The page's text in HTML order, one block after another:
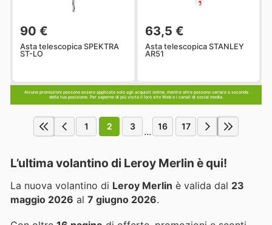
90 €
Asta telescopica SPEKTRA
ST-LO
63,5 €
Asta telescopica STANLEY
AR51
Alcune promozioni possono essere applicate solo agli acquisti online, mentre altre possono variare a seconda
della tua posizione. Per saperne di più visita il loro sito Web o i canali di social media.
1 2 3 ... 16 17
L’ultima volantino di Leroy Merlin è qui!
La nuova volantino di Leroy Merlin è valida dal 23
maggio 2026 al 7 giugno 2026.